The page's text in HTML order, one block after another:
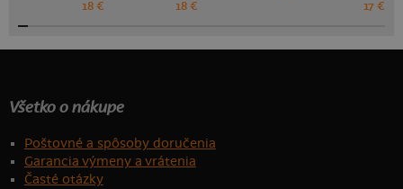
18 € 18 € 17 €
Všetko o nákupe
Poštovné a spôsoby doručenia
Garancia výmeny a vrátenia
Časté otázky